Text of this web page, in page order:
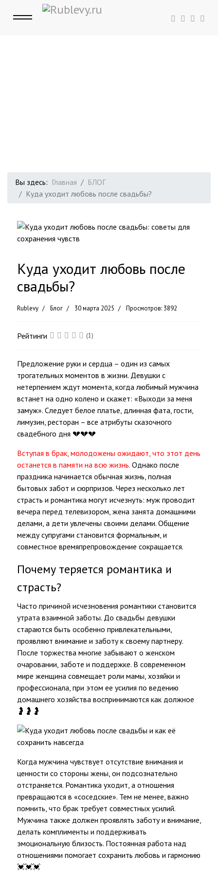
Вы здесь: Главная
БЛОГ
Куда уходит любовь после свадьбы?
Куда уходит любовь после
свадьбы?
Rublevy Блог 30 марта 2025 Просмотров: 3892
Рейтинги (1)
Предложение руки и сердца – один из самых
трогательных моментов в жизни. Девушки с
нетерпением ждут момента, когда любимый мужчина
встанет на одно колено и скажет: «Выходи за меня
замуж». Следует белое платье, длинная фата, гости,
лимузин, ресторан – все атрибуты сказочного
свадебного дня 💔💔💔
Вступая в брак, молодожены ожидают, что этот день
останется в памяти на всю жизнь. Однако после
праздника начинается обычная жизнь, полная
бытовых забот и сюрпризов. Через несколько лет
страсть и романтика могут исчезнуть: муж проводит
вечера перед телевизором, жена занята домашними
делами, а дети увлечены своими делами. Общение
между супругами становится формальным, и
совместное времяпрепровождение сокращается.
Почему теряется романтика и
страсть?
Часто причиной исчезновения романтики становится
утрата взаимной заботы. До свадьбы девушки
стараются быть особенно привлекательными,
проявляют внимание и заботу к своему партнеру.
После торжества многие забывают о женском
очаровании, заботе и поддержке. В современном
мире женщина совмещает роли мамы, хозяйки и
профессионала, при этом ее усилия по ведению
домашнего хозяйства воспринимаются как должное
🤰🤰🤰
Когда мужчина чувствует отсутствие внимания и
ценности со стороны жены, он подсознательно
отстраняется. Романтика уходит, а отношения
превращаются в «соседские». Тем не менее, важно
помнить, что брак требует совместных усилий.
Мужчина также должен проявлять заботу и внимание,
делать комплименты и поддерживать
эмоциональную близость. Постоянная работа над
отношениями помогает сохранить любовь и гармонию
💓💓💓